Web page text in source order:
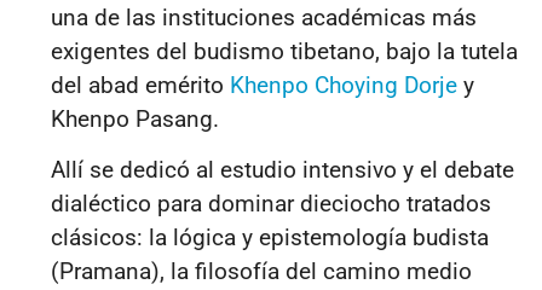
una de las instituciones académicas más
exigentes del budismo tibetano, bajo la tutela
del abad emérito Khenpo Choying Dorje y
Khenpo Pasang.
Allí se dedicó al estudio intensivo y el debate
dialéctico para dominar dieciocho tratados
clásicos: la lógica y epistemología budista
(Pramana), la filosofía del camino medio